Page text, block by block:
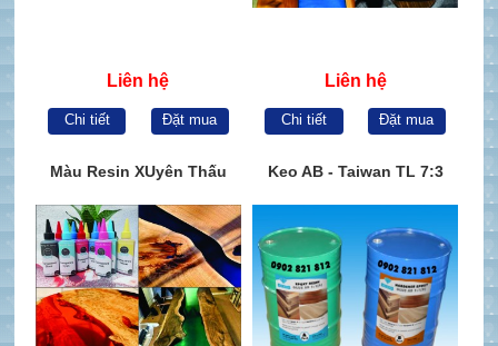
Liên hệ
Chi tiết Đặt mua
Liên hệ
Chi tiết Đặt mua
Màu Resin XUyên Thấu Keo AB - Taiwan TL 7:3